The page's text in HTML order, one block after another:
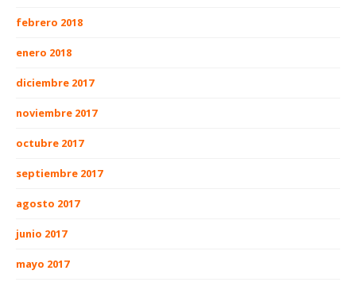
febrero 2018
enero 2018
diciembre 2017
noviembre 2017
octubre 2017
septiembre 2017
agosto 2017
junio 2017
mayo 2017